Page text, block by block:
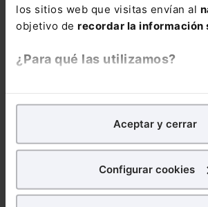
los sitios web que visitas envían al
objetivo de recordar la información
¿Para qué las utilizamos?
analíticospara tratar demejorar tu
nuestra página web. También con
para poder mostrarte publicidad y
¿Qué puedes hacer?
Aceptar y cerrar
Configurar cookies
Noticias relacionadas